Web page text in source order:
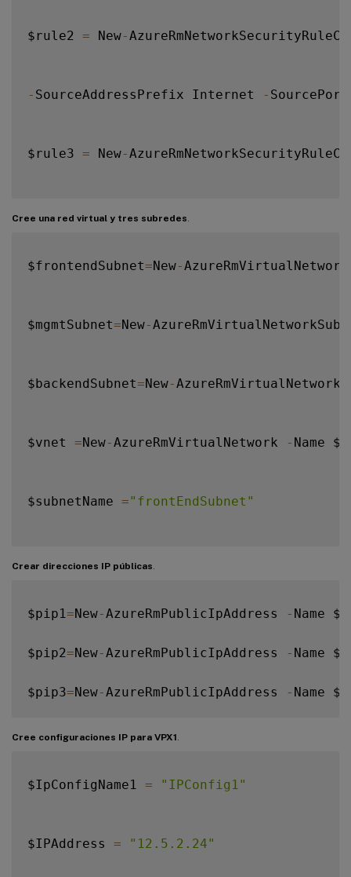
$rule2 = New-
- SourceAddressPrefix Internet -
$rule3 = New-
SourceAddressPrefix Internet
$nsg = New-AzureRmNetworkSecurityGroup -
Cree una red virtual y tres subredes
$frontendSubnet=New-
$mgmtSubnet=New-
$backendSubnet=New-
$vnet =New-AzureRmVirtualNetwork - Name
$subnetName ="frontEndSubnet"
\$subnet1 =\$vnet
$subnetName="backEndSubnet"
$subnetName="mgmtSubnet"
\$subnet3 ?
Crear direcciones IP públicas
$pip1 =New-AzureRmPublicIpAddress - Name
$pip2=New-AzureRmPublicIpAddress - Name
$pip3=New-AzureRmPublicIpAddress - Name
Cree configuraciones IP para VPX1
$IpConfigName1 = "IPConfig1"
$IPAddress = "12.5.2.24"